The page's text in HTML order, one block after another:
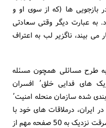
بازجویی ها (که از سوی او و
به عبارت دیگر وقتی سعادتی
می بیند، ناگزیر لب به اعتراف
اقاریر خود به طرح مسائلی همچون مسئله
کردستان٬ حزب توده٬ موقعیت چریک های فدایی خلق٬ افسران
اطلاعاتی سیا٬ اسناد و مدارک طبقه بندی شده سازمان منحله امنیت٬
ایران، درملاقات های خود با
فیسنکو٬ اشاره کرد. وی همچنین به سرقت نزدیک به 50 صفحه مهم از